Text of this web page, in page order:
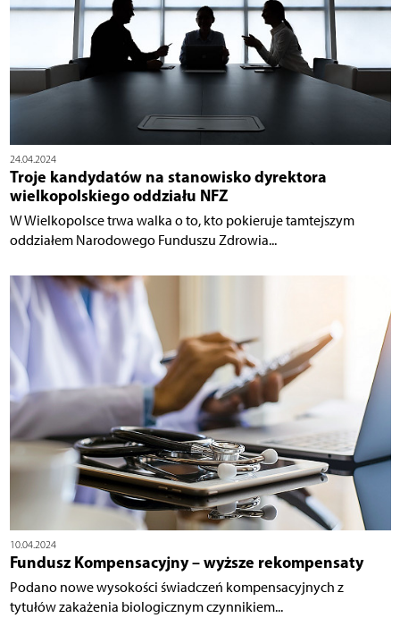
24.04.2024
Troje kandydatów na stanowisko dyrektora
wielkopolskiego oddziału NFZ
W Wielkopolsce trwa walka o to, kto pokieruje tamtejszym
oddziałem Narodowego Funduszu Zdrowia...
10.04.2024
Fundusz Kompensacyjny – wyższe rekompensaty
Podano nowe wysokości świadczeń kompensacyjnych z
tytułów zakażenia biologicznym czynnikiem...